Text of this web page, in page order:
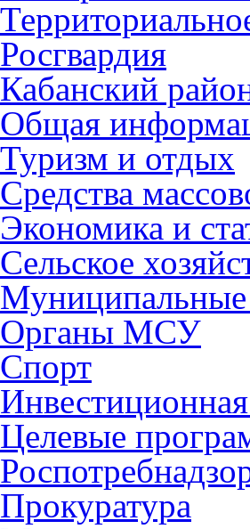
Росгвардия
Кабанский
Общая
Туризм и отдых
Средства
Экономика и
Сельское
Муниципальные
Органы МСУ
Спорт
Целевые
Прокуратура